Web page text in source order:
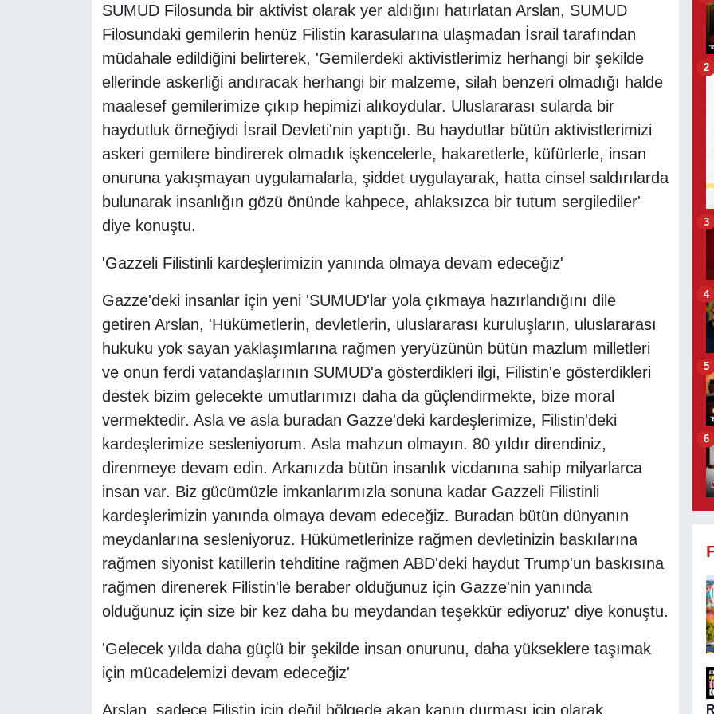
SUMUD Filosunda bir aktivist olarak yer aldığını hatırlatan Arslan, SUMUD
Filosundaki gemilerin henüz Filistin karasularına ulaşmadan İsrail tarafından
müdahale edildiğini belirterek, 'Gemilerdeki aktivistlerimiz herhangi bir şekilde
ellerinde askerliği andıracak herhangi bir malzeme, silah benzeri olmadığı halde
maalesef gemilerimize çıkıp hepimizi alıkoydular. Uluslararası sularda bir
haydutluk örneğiydi İsrail Devleti'nin yaptığı. Bu haydutlar bütün aktivistlerimizi
askeri gemilere bindirerek olmadık işkencelerle, hakaretlerle, küfürlerle, insan
onuruna yakışmayan uygulamalarla, şiddet uygulayarak, hatta cinsel saldırılarda
bulunarak insanlığın gözü önünde kahpece, ahlaksızca bir tutum sergilediler'
diye konuştu.
'Gazzeli Filistinli kardeşlerimizin yanında olmaya devam edeceğiz'
Gazze'deki insanlar için yeni 'SUMUD'lar yola çıkmaya hazırlandığını dile
getiren Arslan, 'Hükümetlerin, devletlerin, uluslararası kuruluşların, uluslararası
hukuku yok sayan yaklaşımlarına rağmen yeryüzünün bütün mazlum milletleri
ve onun ferdi vatandaşlarının SUMUD'a gösterdikleri ilgi, Filistin'e gösterdikleri
destek bizim gelecekte umutlarımızı daha da güçlendirmekte, bize moral
vermektedir. Asla ve asla buradan Gazze'deki kardeşlerimize, Filistin'deki
kardeşlerimize sesleniyorum. Asla mahzun olmayın. 80 yıldır direndiniz,
direnmeye devam edin. Arkanızda bütün insanlık vicdanına sahip milyarlarca
insan var. Biz gücümüzle imkanlarımızla sonuna kadar Gazzeli Filistinli
kardeşlerimizin yanında olmaya devam edeceğiz. Buradan bütün dünyanın
meydanlarına sesleniyoruz. Hükümetlerinize rağmen devletinizin baskılarına
rağmen siyonist katillerin tehditine rağmen ABD'deki haydut Trump'un baskısına
rağmen direnerek Filistin'le beraber olduğunuz için Gazze'nin yanında
olduğunuz için size bir kez daha bu meydandan teşekkür ediyoruz' diye konuştu.
'Gelecek yılda daha güçlü bir şekilde insan onurunu, daha yükseklere taşımak
için mücadelemizi devam edeceğiz'
Arslan, sadece Filistin için değil bölgede akan kanın durması için olarak
2
3
4
5
6